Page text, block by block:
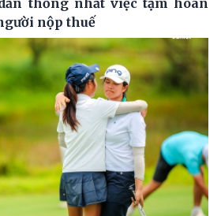
nộp thuế